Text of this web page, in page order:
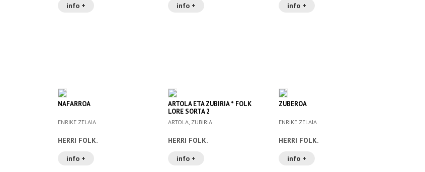
info +
info +
info +
NAFARROA
ENRIKE ZELAIA
HERRI FOLK.
info +
ARTOLA ETA ZUBIRIA * FOLK
LORE SORTA 2
ARTOLA, ZUBIRIA
HERRI FOLK.
info +
ZUBEROA
ENRIKE ZELAIA
HERRI FOLK.
info +